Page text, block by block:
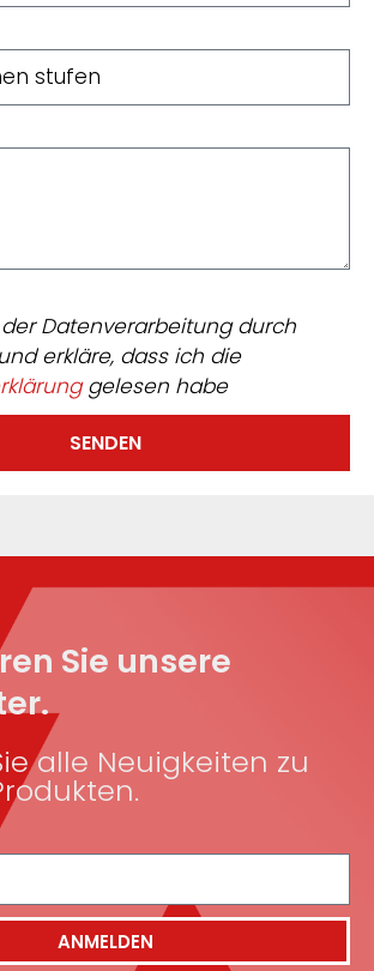
Datenverarbeitung durch
erkläre, dass ich die
gelesen habe
SENDEN
Sie unsere
alle Neuigkeiten zu
ANMELDEN